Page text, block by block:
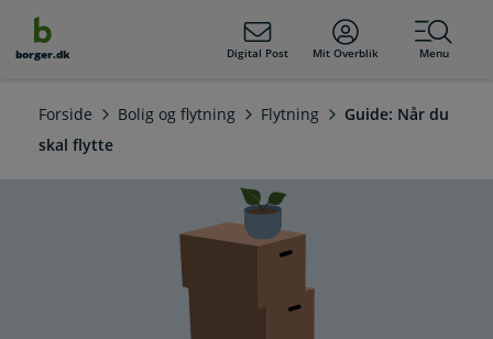
borger.dk Digital Post Mit Overblik Menu
Forside Bolig og flytning Flytning
Guide: Når du
skal flytte